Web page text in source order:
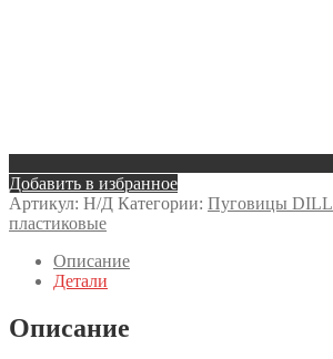
Добавить в избранное
Артикул: Н/Д Категории: Пуговицы DILL
пластиковые
Описание
Детали
Описание